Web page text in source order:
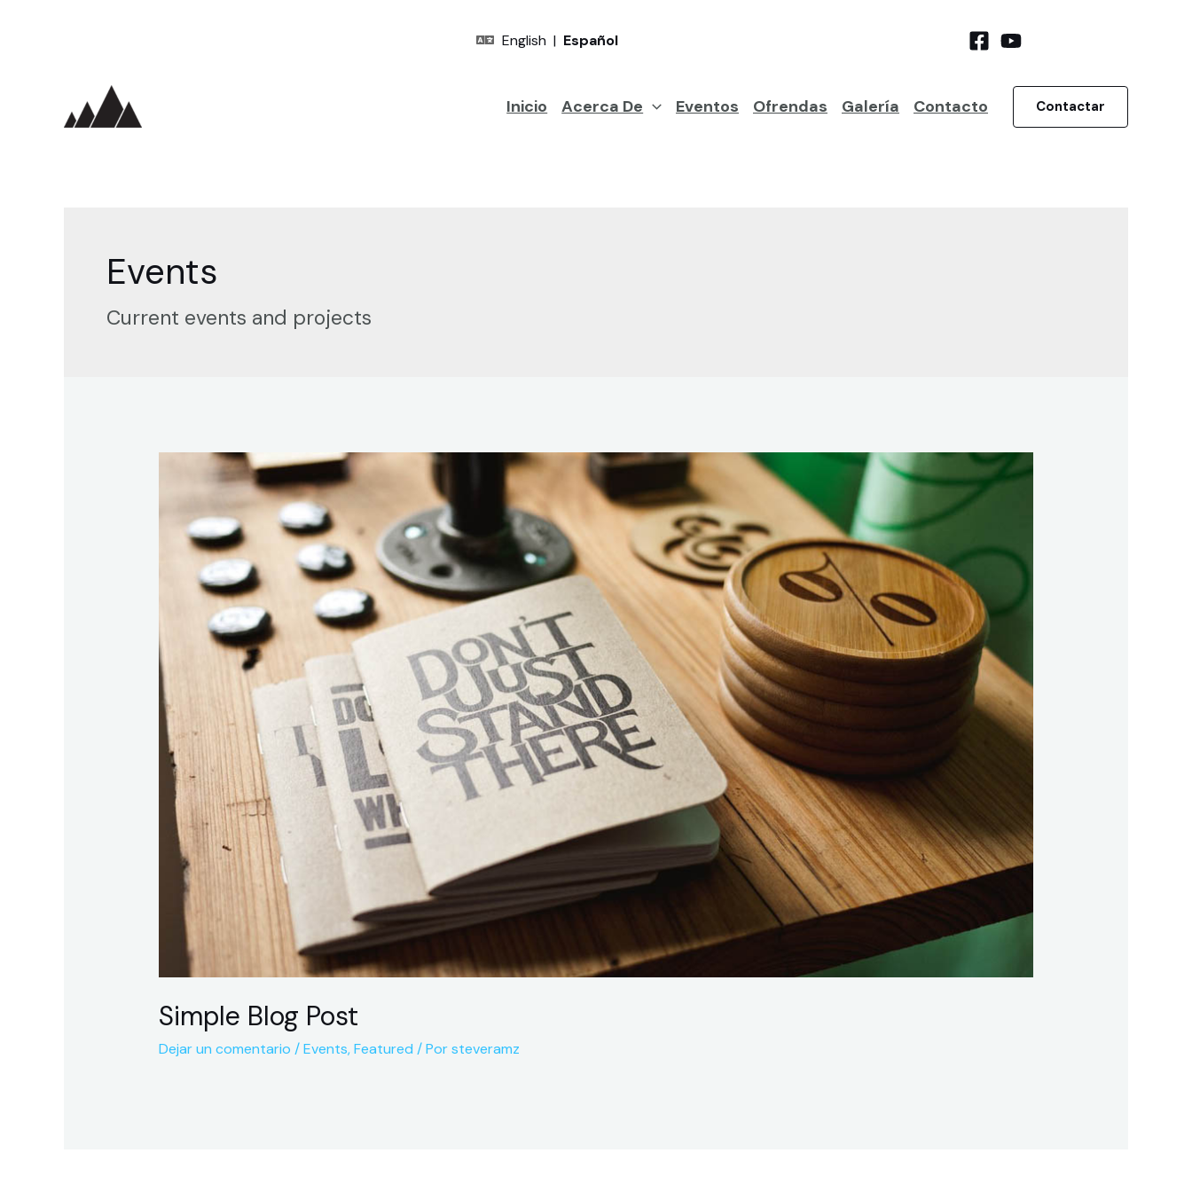
English | Español
Inicio Acerca De Eventos Ofrendas Galería Contacto Contactar
Events
Current events and projects
Simple Blog Post
Dejar un comentario /Events,Featured / Porsteveramz